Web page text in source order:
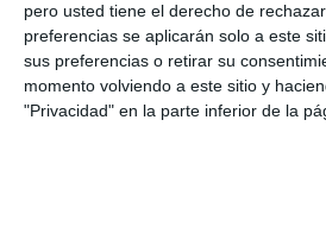
pero usted tiene el derecho de
preferencias se aplicarán solo a este
sus preferencias o retirar su
momento volviendo a este sitio y
"Privacidad" en la parte inferior de la
Avanza: "El seguro continúa
familias"
La movilidad internacional plantea
de Decesos
Debate profesional: ¿el incendio de